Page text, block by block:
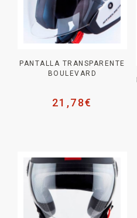
PANTALLA TRANSPARENTE
BOULEVARD
21,78€